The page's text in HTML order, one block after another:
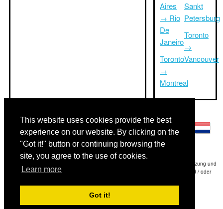
This website uses cookies provide the best
experience on our website. By clicking on the
"Got it!" button or continuing browsing the
site, you agree to the use of cookies.
Learn more
Got it!
Aires
→ Rio
De
Janeiro
Toronto
→
Montreal
Sankt
Petersburg
Toronto
→
Vancouver
Haftungsausschluss: Die Informationen auf dieser Website ist unsere beste Schätzung und
für nur Ihre Referenz.Triptimeto.com haftet nicht für jede Reise Verzögerung und / oder